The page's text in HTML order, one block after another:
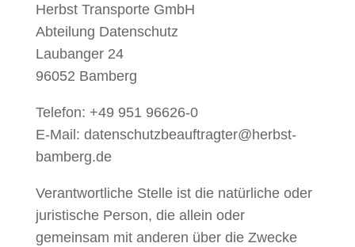
Herbst Transporte GmbH
Abteilung Datenschutz
Laubanger 24
96052 Bamberg
Telefon: +49 951 96626-0
E-Mail: datenschutzbeauftragter@herbst-
bamberg.de
Verantwortliche Stelle ist die natürliche oder
juristische Person, die allein oder
gemeinsam mit anderen über die Zwecke